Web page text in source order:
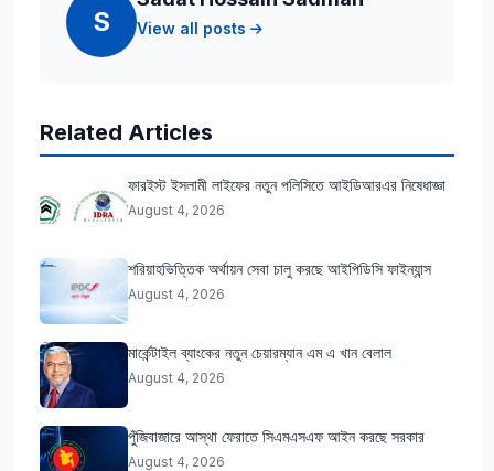
S View all posts
Related Articles
ফারইস্ট ইসলামী লাইফের নতুন পলিসিতে আইডিআরএর নিষেধাজ্ঞা
August 4, 2026
শরিয়াহভিত্তিক অর্থায়ন সেবা চালু করছে আইপিডিসি ফাইন্যান্স
August 4, 2026
মার্কেন্টাইল ব্যাংকের নতুন চেয়ারম্যান এম এ খান বেলাল
August 4, 2026
পুঁজিবাজারে আস্থা ফেরাতে সিএমএসএফ আইন করছে সরকার
August 4, 2026